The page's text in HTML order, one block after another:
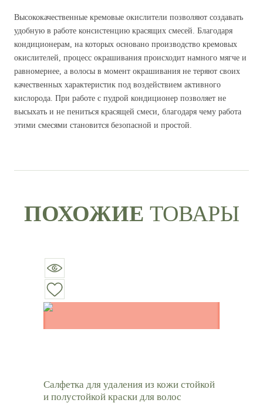
Высококачественные кремовые окислители позволяют создавать
удобную в работе консистенцию красящих смесей. Благодаря
кондиционерам, на которых основано производство кремовых
окислителей, процесс окрашивания происходит намного мягче и
равномернее, а волосы в момент окрашивания не теряют своих
качественных характеристик под воздействием активного
кислорода. При работе с пудрой кондиционер позволяет не
высыхать и не пениться красящей смеси, благодаря чему работа
этими смесями становится безопасной и простой.
ПОХОЖИЕ ТОВАРЫ
Салфетка для удаления из кожи стойкой
и полустойкой краски для волос